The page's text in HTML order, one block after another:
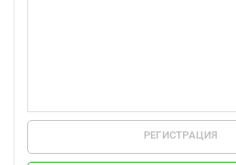
РЕГИСТРАЦИЯ